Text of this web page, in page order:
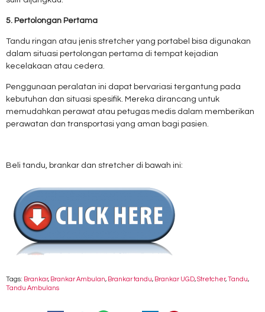
5. Pertolongan Pertama
Tandu ringan atau jenis stretcher yang portabel bisa digunakan
dalam situasi pertolongan pertama di tempat kejadian
kecelakaan atau cedera.
Penggunaan peralatan ini dapat bervariasi tergantung pada
kebutuhan dan situasi spesifik. Mereka dirancang untuk
memudahkan perawat atau petugas medis dalam memberikan
perawatan dan transportasi yang aman bagi pasien.
Beli tandu, brankar dan stretcher di bawah ini:
Tags: Brankar, Brankar Ambulan, Brankar tandu, Brankar UGD,Stretcher,Tandu,
Tandu Ambulans